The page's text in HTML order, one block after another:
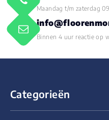
Maandag t/m zaterdag
Binnen 4 uur reactie op
Categorieën